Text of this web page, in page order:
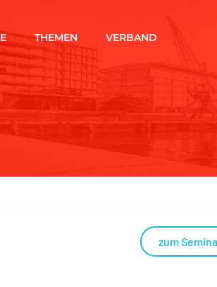
THEMEN VERBAND
zum